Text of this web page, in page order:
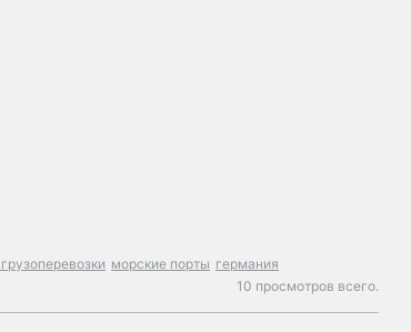
морские порты германия
10 просмотров всего.